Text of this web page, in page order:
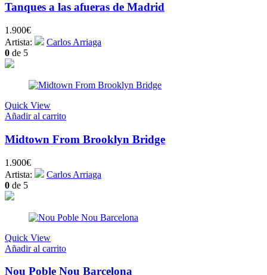
Tanques a las afueras de Madrid
1.900€
Artista:
Carlos Arriaga
0 de 5
Quick View
Añadir al carrito
Midtown From Brooklyn Bridge
1.900€
Artista:
Carlos Arriaga
0 de 5
Quick View
Añadir al carrito
Nou Poble Nou Barcelona